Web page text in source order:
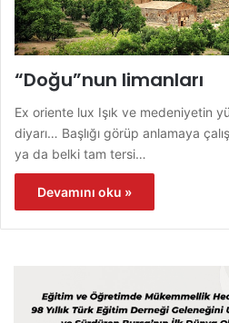
“Doğu”nun limanları
Ex oriente lux Işık ve medeniyetin
diyarı… Başlığı görüp anlamaya
ya da belki tam tersi…
Devamını oku »